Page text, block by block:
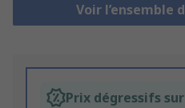
Voir l’ensemble
Prix dégressifs